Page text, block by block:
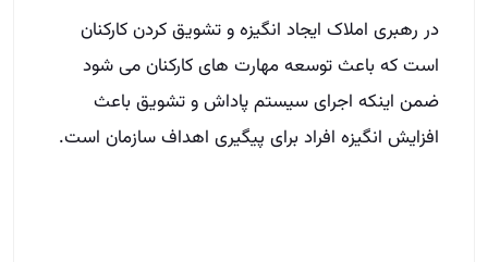
در رهبری املاک ایجاد انگیزه و تشویق کردن کارکنان
است که باعث توسعه مهارت های کارکنان می شود
ضمن اینکه اجرای سیستم پاداش و تشویق باعث
افزایش انگیزه افراد برای پیگیری اهداف سازمان است.